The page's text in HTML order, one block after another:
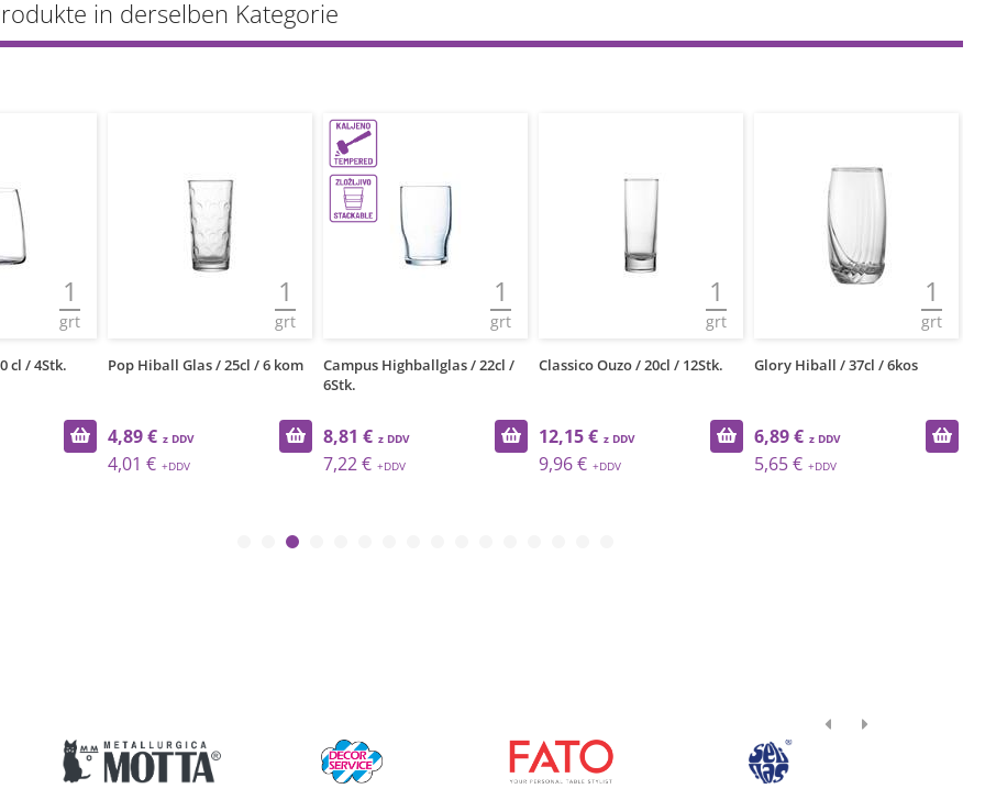
in derselben Kategorie
1
grt
cl / 4Stk.
1
grt
Pop Hiball Glas / 25cl / 6 kom
4,89 €
4,01 €
1
grt
Campus Highballglas / 22cl /
6Stk.
8,81 €
7,22 €
1
grt
Classico Ouzo / 20cl / 12Stk.
12,15 €
9,96 €
1
grt
Glory Hiball / 37cl / 6kos
6,89 €
5,65 €